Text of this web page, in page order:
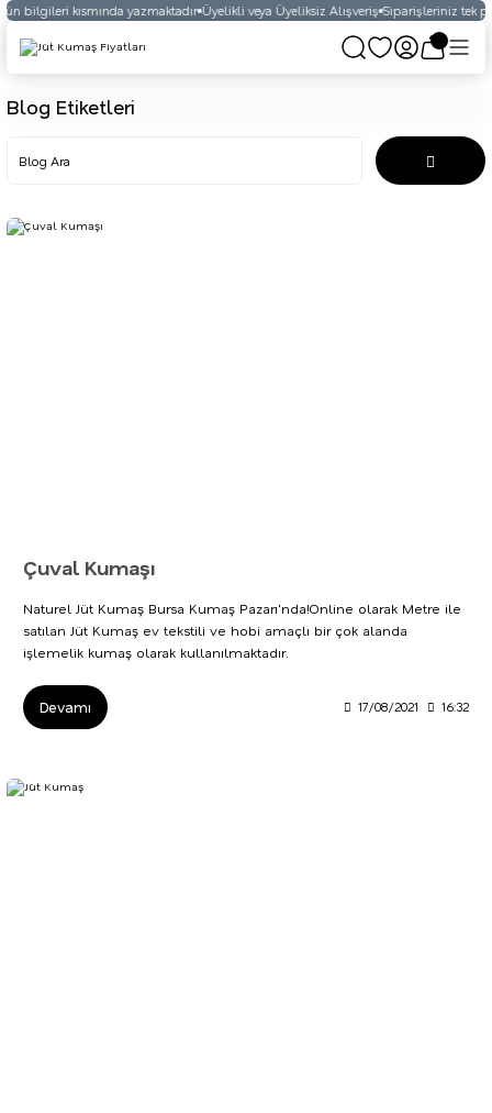
bilgileri kısmında yazmaktadır Üyelikli veya Üyeliksiz Alışveriş Siparişleriniz tek
Blog Etiketleri
Çuval Kumaşı
Naturel Jüt Kumaş Bursa Kumaş Pazarı'nda!Online olarak Metre ile
satılan Jüt Kumaş ev tekstili ve hobi amaçlı bir çok alanda
işlemelik kumaş olarak kullanılmaktadır.
Devamı 17/08/2021 16:32